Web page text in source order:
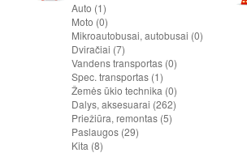
Auto (1)
Moto (0)
Mikroautobusai, autobusai (0)
Dviračiai (7)
Vandens transportas (0)
Spec. transportas (1)
Žemės ūkio technika (0)
Dalys, aksesuarai (262)
Priežiūra, remontas (5)
Paslaugos (29)
Kita (8)